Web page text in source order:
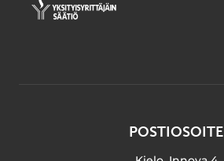
POSTIOSOITE